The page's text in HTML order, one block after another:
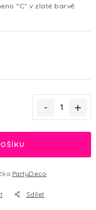
“C" v zlaté barvě.
PartyDeco
Sdílet